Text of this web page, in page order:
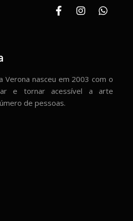
Verona nasceu em 2003 com o
e tornar acessível a arte
de pessoas.